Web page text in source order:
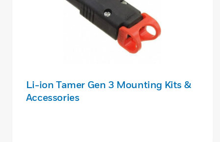
Li-ion Tamer Gen 3 Mounting Kits &
Accessories